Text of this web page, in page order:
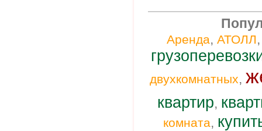
Аренда, АТОЛЛ
двухкомнатных,
квартир,
комната,